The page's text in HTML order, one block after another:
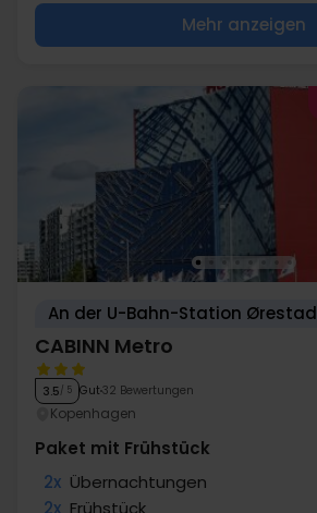
Mehr anzeigen
An der U-Bahn-Station Ørestad
CABINN Metro
3.5/ 5 Gut 32 Bewertungen
Kopenhagen
Paket mit Frühstück
2x Übernachtungen
2x Frühstück